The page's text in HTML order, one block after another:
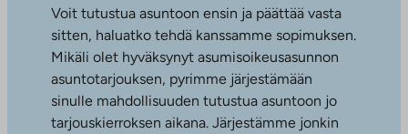
Voit tutustua asuntoon ensin ja päättää vasta
sitten, haluatko tehdä kanssamme sopimuksen.
Mikäli olet hyväksynyt asumisoikeusasunnon
asuntotarjouksen, pyrimme järjestämään
sinulle mahdollisuuden tutustua asuntoon jo
tarjouskierroksen aikana. Järjestämme jonkin